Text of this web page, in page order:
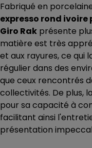
Fabriqué en
expresso rond
Giro Rak présente
matière est très
et aux rayures, ce qui
régulier dans des
que ceux rencontrés
collectivités. De plus,
pour sa capacité à
facilitant ainsi
présentation